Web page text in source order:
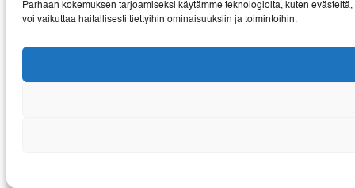
Parhaan kokemuksen tarjoamiseksi käytämme teknologioita, kuten
voi vaikuttaa haitallisesti tiettyihin ominaisuuksiin ja toimintoihin.